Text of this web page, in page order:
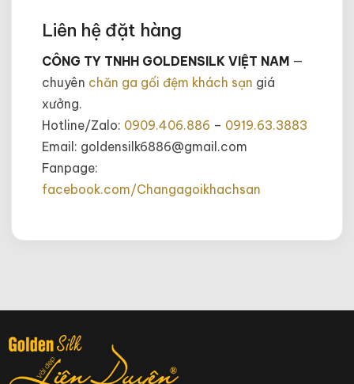
Liên hệ đặt hàng
CÔNG TY TNHH GOLDENSILK VIỆT NAM —
chuyên chăn ga gối đệm khách sạn giá
xưởng.
Hotline/Zalo: 0909.406.886 – 0919.63.3883
Email: goldensilk6886@gmail.com
Fanpage:
facebook.com/Changagoikhachsan